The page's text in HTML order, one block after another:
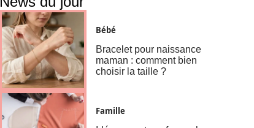
Bébé
Bracelet pour naissance
maman : comment bien
choisir la taille ?
Famille